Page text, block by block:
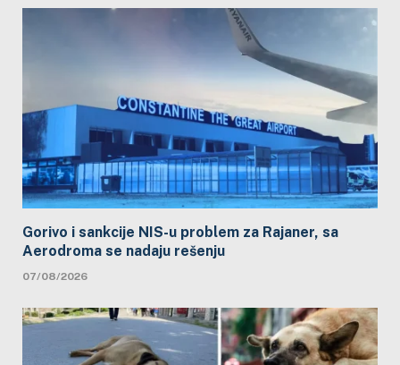
Gorivo i sankcije NIS-u problem za Rajaner, sa
Aerodroma se nadaju rešenju
07/08/2026